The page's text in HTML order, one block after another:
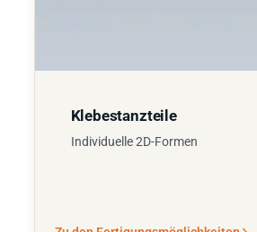
Klebestanzteile
Individuelle 2D-Formen